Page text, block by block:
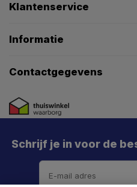
Klantenservice
Informatie
Contactgegevens
Schrijf je in voor de